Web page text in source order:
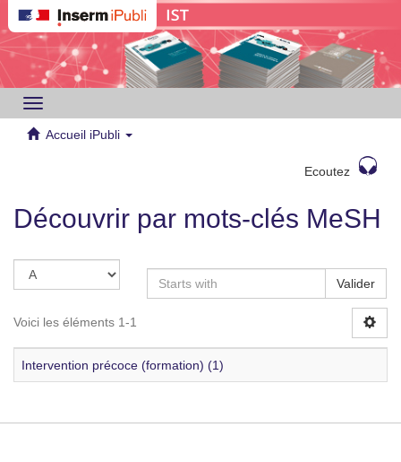
Toggle
navigation
Accueil iPubli
Ecoutez
Découvrir par mots-clés MeSH
Valider
Voici les éléments 1-1
Intervention précoce (formation) (1)